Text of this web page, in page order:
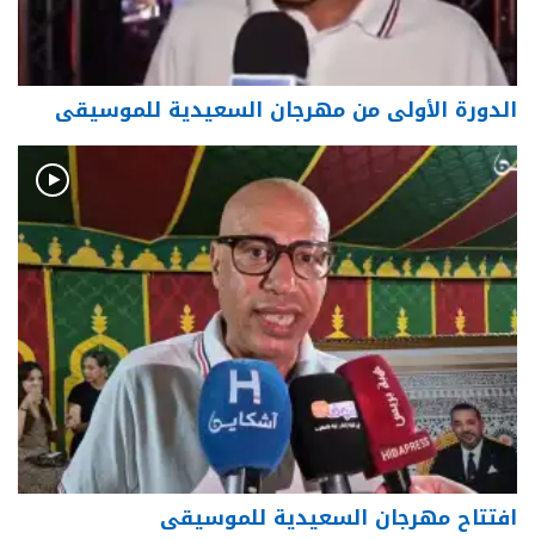
الدورة الأولى من مهرجان السعيدية للموسيقى
افتتاح مهرجان السعيدية للموسيقى